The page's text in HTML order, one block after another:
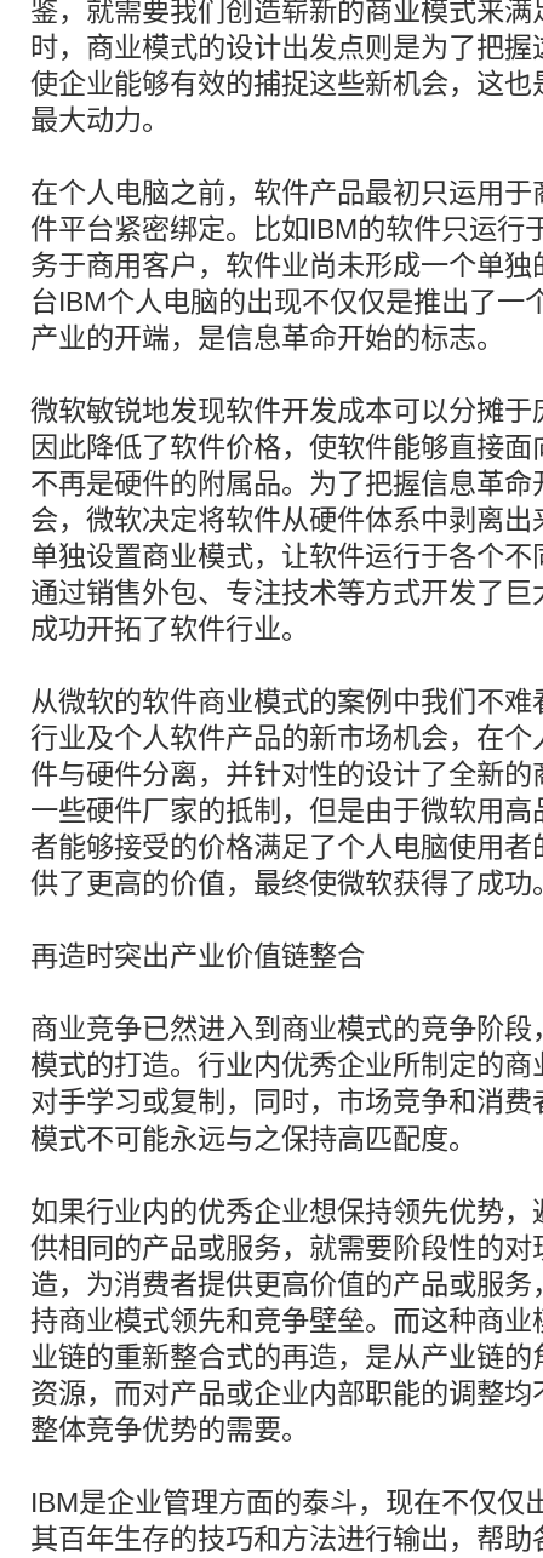
鉴，就需要我们创造崭新的商业模式来
时，商业模式的设计出发点则是为了把
使企业能够有效的捕捉这些新机会，这
最大动力。
在个人电脑之前，软件产品最初只运用
件平台紧密绑定。比如IBM的软件只运行
务于商用客户，软件业尚未形成一个单
台IBM个人电脑的出现不仅仅是推出了一
产业的开端，是信息革命开始的标志。
微软敏锐地发现软件开发成本可以分摊
因此降低了软件价格，使软件能够直接
不再是硬件的附属品。为了把握信息革
会，微软决定将软件从硬件体系中剥离
单独设置商业模式，让软件运行于各个
通过销售外包、专注技术等方式开发了
成功开拓了软件行业。
从微软的软件商业模式的案例中我们不
行业及个人软件产品的新市场机会，在
件与硬件分离，并针对性的设计了全新
一些硬件厂家的抵制，但是由于微软用
者能够接受的价格满足了个人电脑使用
供了更高的价值，最终使微软获得了成功
再造时突出产业价值链整合
商业竞争已然进入到商业模式的竞争阶
模式的打造。行业内优秀企业所制定的
对手学习或复制 ，同时，市场竞争和消
模式不可能永远与之保持高匹配度。
如果行业内的优秀企业想保持领先优势
供相同的产品或服务，就需要阶段性的
造，为消费者提供更高价值的产品或服
持商业模式领先和竞争壁垒。而这种商
业链的重新整合式的再造，是从产业链
资源，而对产品或企业内部职能的调整
整体竞争优势的需要。
IBM是企业管理方面的泰斗，现在不仅仅
其百年生存的技巧和方法进行输出，帮